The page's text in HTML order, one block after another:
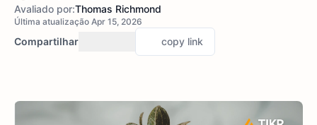
Avaliado por:Thomas Richmond
Última atualização Apr 15, 2026
Compartilhar copy link